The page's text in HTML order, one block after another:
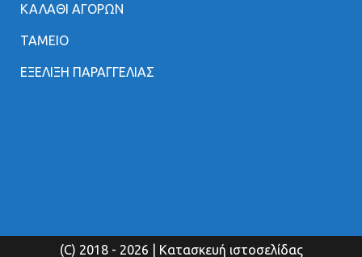
ΚΑΛΑΘΙ ΑΓΟΡΩΝ
ΤΑΜΕΙΟ
ΕΞΕΛΙΞΗ ΠΑΡΑΓΓΕΛΙΑΣ
(C) 2018 - 2026 | Κατασκευή ιστοσελίδας